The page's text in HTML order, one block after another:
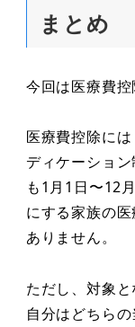
まとめ
今回は医療費控
医療費控除に
ディケーショ
も1月1日〜12
にする家族の
ありません。
ただし、対象
自分はどちら